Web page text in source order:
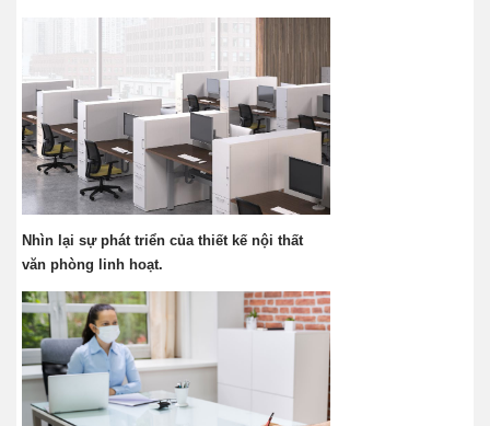
Nhìn lại sự phát triển của thiết kế nội thất
văn phòng linh hoạt.